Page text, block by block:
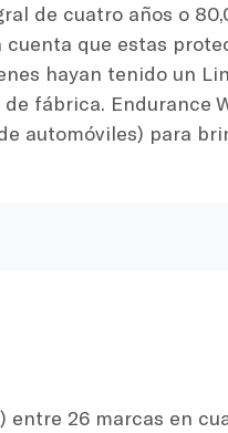
de cuatro años o
que estas
hayan tenido un
fábrica. Endurance
automóviles) para
entre 26 marcas en